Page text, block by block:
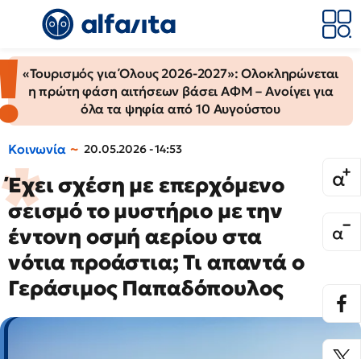
«Τουρισμός για Όλους 2026-2027»: Ολοκληρώνεται
η πρώτη φάση αιτήσεων βάσει ΑΦΜ – Ανοίγει για
όλα τα ψηφία από 10 Αυγούστου
Κοινωνία 20.05.2026 - 14:53
Έχει σχέση με επερχόμενο
σεισμό το μυστήριο με την
έντονη οσμή αερίου στα
νότια προάστια; Τι απαντά ο
Γεράσιμος Παπαδόπουλος